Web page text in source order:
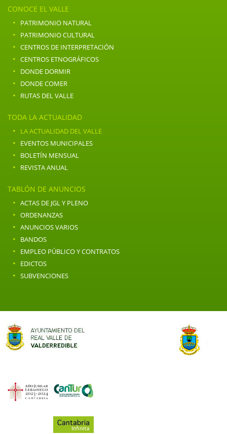
CONOCE EL VALLE
· PATRIMONIO NATURAL
· PATRIMONIO CULTURAL
· CENTROS DE INTERPRETACIÓN
· CENTROS ETNOGRÁFICOS
· DONDE DORMIR
· DONDE COMER
· RUTAS DEL VALLE
TODA LA ACTUALIDAD
· LA ACTUALIDAD DEL VALLE
· EVENTOS MUNICIPALES
· BOLETÍN MENSUAL
· REVISTA ANUAL
TABLÓN DE ANUNCIOS
· ACTAS DE JGL Y PLENO
· ORDENANZAS
· ANUNCIOS VARIOS
· BANDOS
· EMPLEO PÚBLICO Y CONTRATOS
· EDICTOS
· SUBVENCIONES